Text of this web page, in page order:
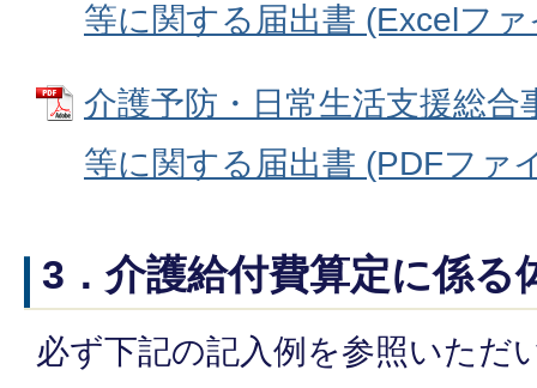
等に関する届出書 (Excelフ
介護予防・日常生活支援総合
等に関する届出書 (PDFファ
3．介護給付費算定に係る
必ず下記の記入例を参照いただ